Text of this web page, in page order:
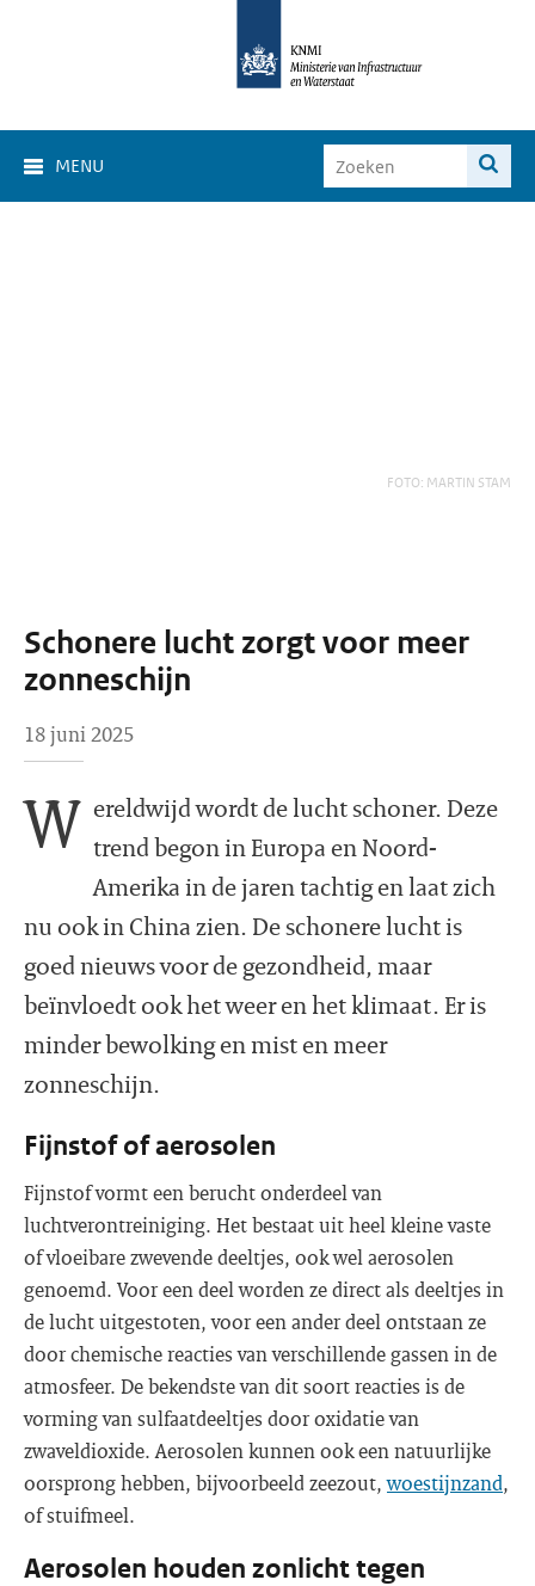
MENU
FOTO: MARTIN STAM
Schonere lucht zorgt voor meer
zonneschijn
18 juni 2025
W ereldwijd wordt de lucht schoner. Deze
trend begon in Europa en Noord-
Amerika in de jaren tachtig en laat zich
nu ook in China zien. De schonere lucht is
goed nieuws voor de gezondheid, maar
beïnvloedt ook het weer en het klimaat. Er is
minder bewolking en mist en meer
zonneschijn.
Fijnstof of aerosolen
Fijnstof vormt een berucht onderdeel van
luchtverontreiniging. Het bestaat uit heel kleine vaste
of vloeibare zwevende deeltjes, ook wel aerosolen
genoemd. Voor een deel worden ze direct als deeltjes in
de lucht uitgestoten, voor een ander deel ontstaan ze
door chemische reacties van verschillende gassen in de
atmosfeer. De bekendste van dit soort reacties is de
vorming van sulfaatdeeltjes door oxidatie van
zwaveldioxide. Aerosolen kunnen ook een natuurlijke
oorsprong hebben, bijvoorbeeld zeezout,woestijnzand,
of stuifmeel.
Aerosolen houden zonlicht tegen